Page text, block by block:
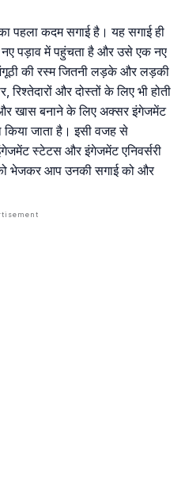
कदम सगाई है। यह सगाई ही
नए पड़ाव में पहुंचता है और उसे एक नए
की रस्म जितनी लड़के और लड़की
रिश्तेदारों और दोस्तों के लिए भी होती
खास बनाने के लिए अक्सर इंगेजमेंट
किया जाता है। इसी वजह से
स्टेटस और इंगेजमेंट एनिवर्सरी
भेजकर आप उनकी सगाई को और